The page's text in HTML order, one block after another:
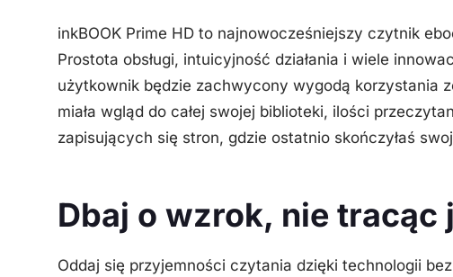
inkBOOK Prime HD to najnowocześniejszy czytnik
Prostota obsługi, intuicyjność działania i wiele
użytkownik będzie zachwycony wygodą korzystania
miała wgląd do całej swojej biblioteki, ilości
zapisujących się stron, gdzie ostatnio skończyłaś
Dbaj o wzrok, nie tracąc
Oddaj się przyjemności czytania dzięki technologii